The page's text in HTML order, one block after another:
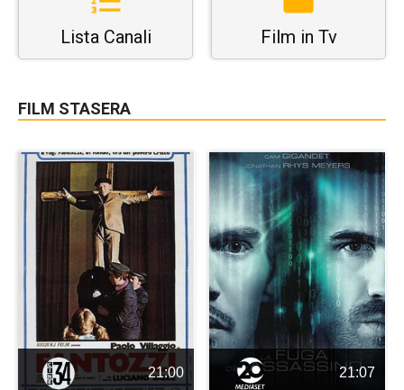
Lista Canali Film in Tv
FILM STASERA
21:00 21:07